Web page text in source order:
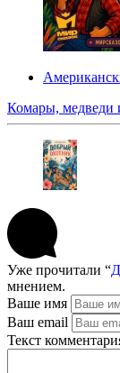
Комары, медведи
Уже прочитали “
мнением.
Ваше имя
Ваш email
Текст